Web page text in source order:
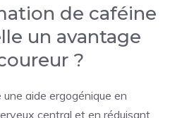
de caféine
un avantage
?
aide ergogénique en
central et en réduisant